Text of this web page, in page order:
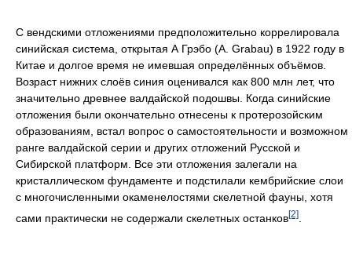
С вендскими отложениями предположительно коррелировала
синийская система, открытая А Грэбо (A. Grabau) в 1922 году в
Китае и долгое время не имевшая определённых объёмов.
Возраст нижних слоёв синия оценивался как 800 млн лет, что
значительно древнее валдайской подошвы. Когда синийские
отложения были окончательно отнесены к протерозойским
образованиям, встал вопрос о самостоятельности и возможном
ранге валдайской серии и других отложений Русской и
Сибирской платформ. Все эти отложения залегали на
кристаллическом фундаменте и подстилали кембрийские слои
с многочисленными окаменелостями скелетной фауны, хотя
сами практически не содержали скелетных останков[2]